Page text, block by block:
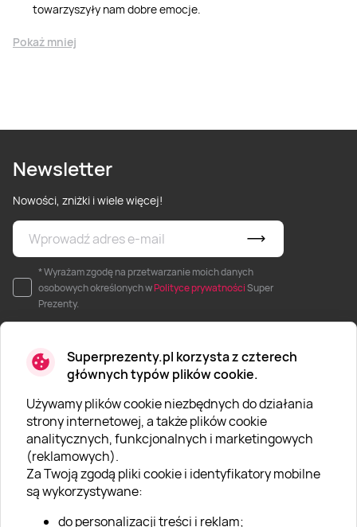
Superprezenty.pl korzysta z czterech
głównych typów plików cookie.
Używamy plików cookie niezbędnych do działania
strony internetowej, a także plików cookie
analitycznych, funkcjonalnych i marketingowych
(reklamowych).
Za Twoją zgodą pliki cookie i identyfikatory mobilne
są wykorzystywane:
do personalizacji treści i reklam;
towarzyszyły nam dobre emocje.
Pokaż mniej
Newsletter
Nowości, zniżki i wiele więcej!
* Wyrażam zgodę na przetwarzanie moich danych
osobowych określonych wPolityce prywatnościSuper
Prezenty.
O SUPERPREZENTY
O nas
Aktualności
Kariera w Super Prezentach